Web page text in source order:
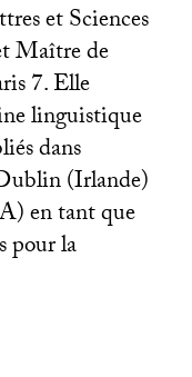
et Sciences
Maître de
7. Elle
linguistique
dans
(Irlande)
) en tant que
pour la